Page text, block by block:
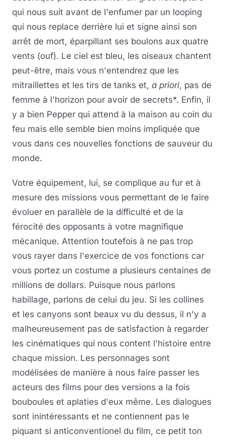
qui nous suit avant de l'enfumer par un looping
qui nous replace derrière lui et signe ainsi son
arrêt de mort, éparpillant ses boulons aux quatre
vents (ouf). Le ciel est bleu, les oiseaux chantent
peut-être, mais vous n'entendrez que les
mitraillettes et les tirs de tanks et, a priori, pas de
femme à l'horizon pour avoir de secrets*. Enfin, il
y a bien Pepper qui attend à la maison au coin du
feu mais elle semble bien moins impliquée que
vous dans ces nouvelles fonctions de sauveur du
monde.
Votre équipement, lui, se complique au fur et à
mesure des missions vous permettant de le faire
évoluer en parallèle de la difficulté et de la
férocité des opposants à votre magnifique
mécanique. Attention toutefois à ne pas trop
vous rayer dans l'exercice de vos fonctions car
vous portez un costume a plusieurs centaines de
millions de dollars. Puisque nous parlons
habillage, parlons de celui du jeu. Si les collines
et les canyons sont beaux vu du dessus, il n'y a
malheureusement pas de satisfaction à regarder
les cinématiques qui nous content l'histoire entre
chaque mission. Les personnages sont
modélisées de manière à nous faire passer les
acteurs des films pour des versions a la fois
bouboules et aplaties d'eux même. Les dialogues
sont inintéressants et ne contiennent pas le
piquant si anticonventionel du film, ce petit ton